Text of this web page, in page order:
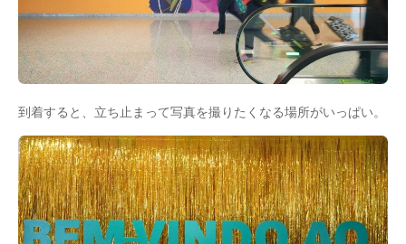
到着すると、立ち止まって写真を撮りたくなる場所がいっぱい。